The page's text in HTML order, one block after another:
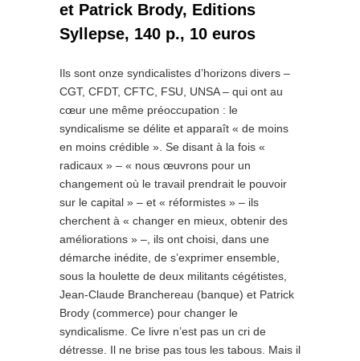
et Patrick Brody, Editions
Syllepse, 140 p., 10 euros
Ils sont onze syndicalistes d’horizons divers –
CGT, CFDT, CFTC, FSU, UNSA – qui ont au
cœur une même préoccupation : le
syndicalisme se délite et apparaît « de moins
en moins crédible ». Se disant à la fois «
radicaux » – « nous œuvrons pour un
changement où le travail prendrait le pouvoir
sur le capital » – et « réformistes » – ils
cherchent à « changer en mieux, obtenir des
améliorations » –, ils ont choisi, dans une
démarche inédite, de s’exprimer ensemble,
sous la houlette de deux militants cégétistes,
Jean-Claude Branchereau (banque) et Patrick
Brody (commerce) pour changer le
syndicalisme. Ce livre n’est pas un cri de
détresse. Il ne brise pas tous les tabous. Mais il